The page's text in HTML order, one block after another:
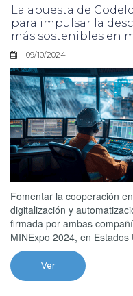
La apuesta de
para impulsar la
más sostenibles en
09/10/2024
Fomentar la cooperación
digitalización y
firmada por ambas
MINExpo 2024, en Estados
Ver